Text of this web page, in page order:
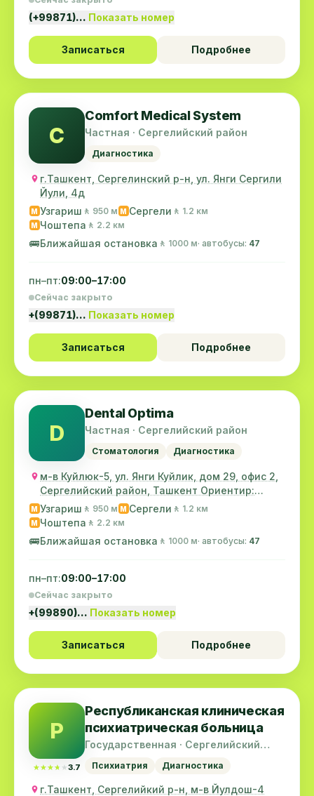
(+99871)… Показать номер
Записаться Подробнее
C
Comfort Medical System
Частная · Сергелийский район
Диагностика
г.Ташкент, Сергелинский р-н, ул. Янги Сергили
Йули, 4д
M Узгариш 🚶 950 м M Сергели 🚶 1.2 км
M Чоштепа 🚶 2.2 км
🚌Ближайшая остановка 🚶 1000 м· автобусы: 47
пн–пт:09:00–17:00
Сейчас закрыто
+(99871)… Показать номер
Записаться Подробнее
D
Dental Optima
Частная · Сергелийский район
Стоматология Диагностика
м-в Куйлюк-5, ул. Янги Куйлик, дом 29, офис 2,
Сергелийский район, Ташкент Ориентир:
кафе...
M Узгариш 🚶 950 м M Сергели 🚶 1.2 км
M Чоштепа 🚶 2.2 км
🚌Ближайшая остановка 🚶 1000 м· автобусы: 47
пн–пт:09:00–17:00
Сейчас закрыто
+(99890)… Показать номер
Записаться Подробнее
Р
★★★★★
★★★★★3.7
Республиканская клиническая
психиатрическая больница
Государственная · Сергелийский
Психиатрия Диагностика
г.Ташкент, Сергелийкий р-н, м-в Йулдош-4